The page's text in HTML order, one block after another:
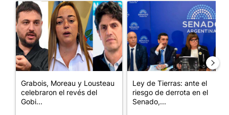
Un artículo de tendencia con el título "Grabois, Moreau y
Grabois, Moreau y Lousteau
celebraron el revés del
Gobi...
Un artículo de tendencia con
Ley de Tierras: ante el
riesgo de derrota en el
Senado,...